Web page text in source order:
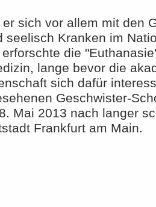
sich vor allem mit den
seelisch Kranken im
die
lange bevor die
sich dafür
Geschwister-
Mai 2013 nach langer
Frankfurt am Main.